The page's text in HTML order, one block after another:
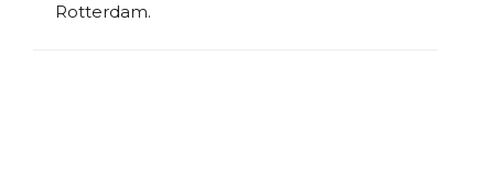
Rotterdam.